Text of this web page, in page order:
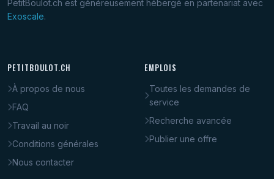
PetitBoulot.ch est généreusement hébergé en partenariat avec
Exoscale.
PETITBOULOT.CH
À propos de nous
FAQ
Travail au noir
Conditions générales
Nous contacter
EMPLOIS
Toutes les demandes de
service
Recherche avancée
Publier une offre